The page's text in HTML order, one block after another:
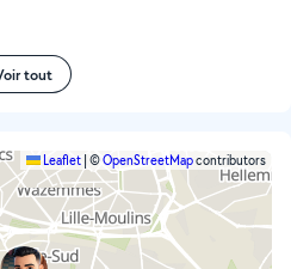
tout
Leaflet ©OpenStreetMapcontributors